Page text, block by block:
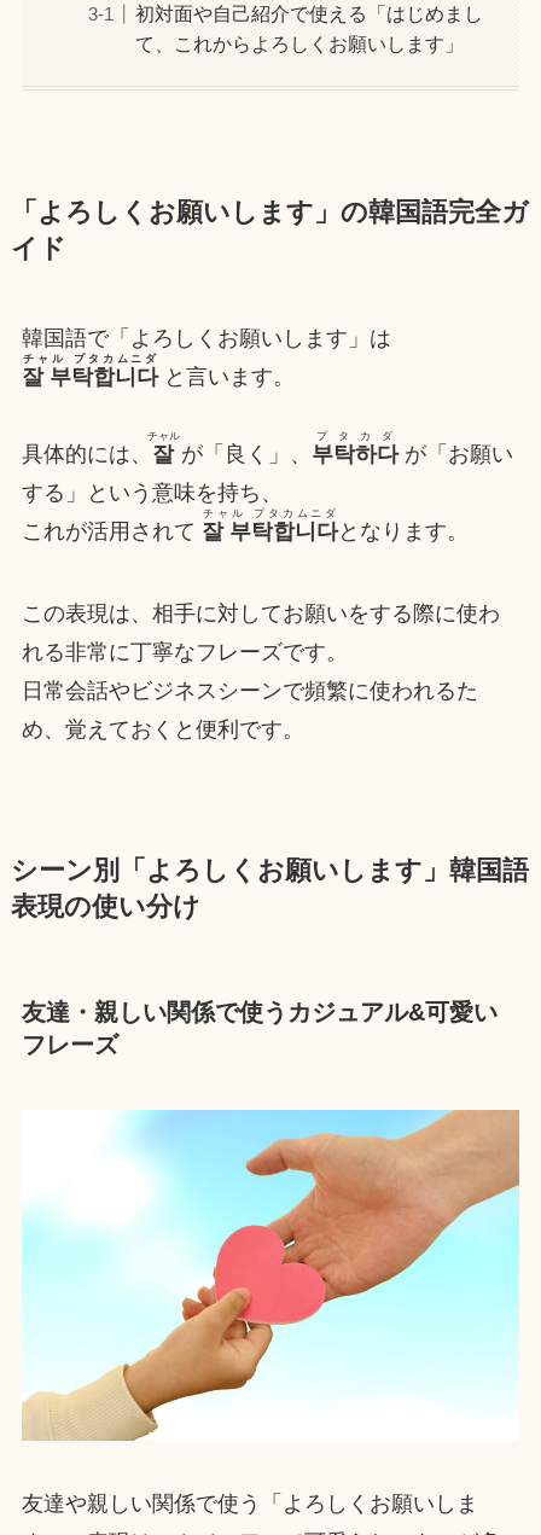
初対面や自己紹介で使える「はじめまし
て、これからよろしくお願いします」
「よろしくお願いします」の韓国語完全ガ
イド
韓国語で「よろしくお願いします」は
잘 부탁합니다
チャル プタカムニダ
と言います。
具体的には、 잘
チャル
が「良く」、 부탁하다
プタカダ
が「お願い
する」という意味を持ち、
これが活用されて 잘 부탁합니다
チャル プタカムニダ
となります。
この表現は、相手に対してお願いをする際に使わ
れる非常に丁寧なフレーズです。
日常会話やビジネスシーンで頻繁に使われるた
め、覚えておくと便利です。
シーン別「よろしくお願いします」韓国語
表現の使い分け
友達・親しい関係で使うカジュアル&可愛い
フレーズ
友達や親しい関係で使う「よろしくお願いしま